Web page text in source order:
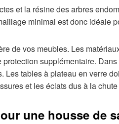
et la résine des arbres
minimal est donc idéale
de vos meubles. Les
protection supplémentaire.
Les tables à plateau en verre
et les éclats dus à la
une housse de